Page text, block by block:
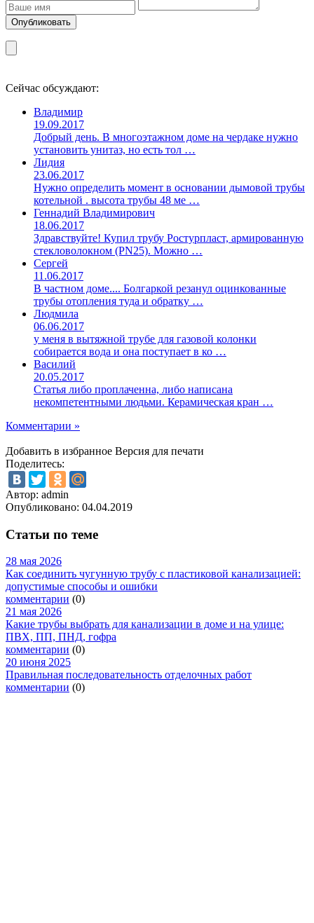
Сейчас обсуждают:
Владимир
19.09.2017
Добрый день. В многоэтажном доме на чердаке нужно
установить унитаз, но есть тол …
Лидия
23.06.2017
Нужно определить момент в основании дымовой трубы
котельной . высота трубы 48 ме …
Геннадий Владимирович
18.06.2017
Здравствуйте! Купил трубу Ростурпласт, армированную
стекловолокном (PN25). Можно …
Сергей
11.06.2017
В частном доме.... Болгаркой резанул оцинкованные
трубы отопления туда и обратку …
Людмила
06.06.2017
у меня в вытяжной трубе для газовой колонки
собирается вода и она поступает в ко …
Василий
20.05.2017
Статья либо проплаченна, либо написана
некомпетентными людьми. Керамическая кран …
Комментарии »
Добавить в избранное Версия для печати
Поделитесь:
Автор: admin
Опубликовано: 04.04.2019
Статьи по теме
28 мая 2026
Как соединить чугунную трубу с пластиковой канализацией:
допустимые способы и ошибки
комментарии (0)
21 мая 2026
Какие трубы выбрать для канализации в доме и на улице:
ПВХ, ПП, ПНД, гофра
комментарии (0)
20 июня 2025
Правильная последовательность отделочных работ
комментарии (0)